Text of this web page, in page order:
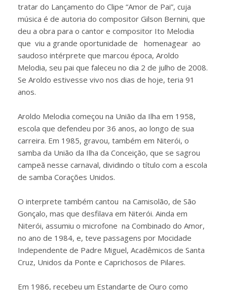
tratar do Lançamento do Clipe “Amor de Pai”, cuja
música é de autoria do compositor Gilson Bernini, que
deu a obra para o cantor e compositor Ito Melodia
que viu a grande oportunidade de homenagear ao
saudoso intérprete que marcou época, Aroldo
Melodia, seu pai que faleceu no dia 2 de julho de 2008.
Se Aroldo estivesse vivo nos dias de hoje, teria 91
anos.
Aroldo Melodia começou na União da Ilha em 1958,
escola que defendeu por 36 anos, ao longo de sua
carreira. Em 1985, gravou, também em Niterói, o
samba da União da Ilha da Conceição, que se sagrou
campeã nesse carnaval, dividindo o título com a escola
de samba Corações Unidos.
O interprete também cantou na Camisolão, de São
Gonçalo, mas que desfilava em Niterói. Ainda em
Niterói, assumiu o microfone na Combinado do Amor,
no ano de 1984, e, teve passagens por Mocidade
Independente de Padre Miguel, Acadêmicos de Santa
Cruz, Unidos da Ponte e Caprichosos de Pilares.
Em 1986, recebeu um Estandarte de Ouro como